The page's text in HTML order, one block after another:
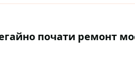
почати ремонт